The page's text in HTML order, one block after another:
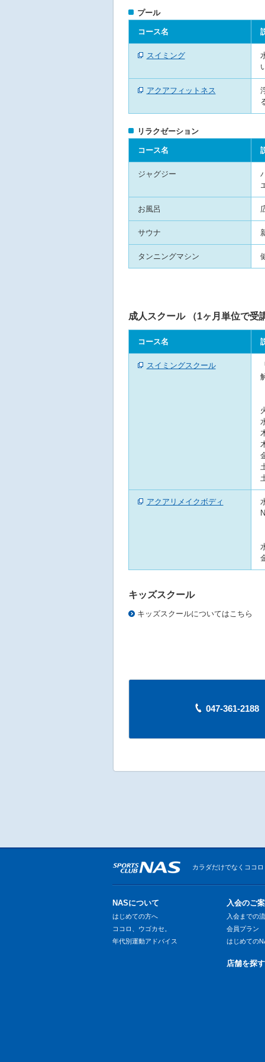
プール
コース名
スイミング
アクアフィットネス
リラクゼーション
コース名
ジャグジー
お風呂
サウナ
タンニングマシン
成人スクール （1ヶ月単位で受
コース名
スイミングスクール
アクアリメイクボディ
キッズスクール
キッズスクールについてはこちら
047-361-
カラダだけでなくココ
NASについて
はじめての方へ
ココロ、ウゴカセ。
年代別運動アドバイス
入会のご
入会までの
会員プラン
はじめての
店舗を探す